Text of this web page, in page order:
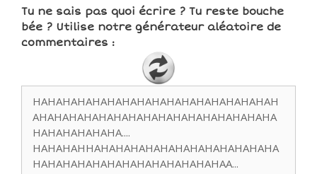
Tu ne sais pas quoi écrire ? Tu reste bouche
bée ? Utilise notre générateur aléatoire de
commentaires :